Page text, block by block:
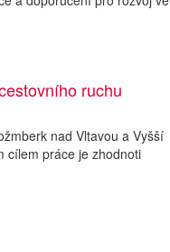
ruchu
nad Vltavou a Vyšší
cílem práce je zhodnoti